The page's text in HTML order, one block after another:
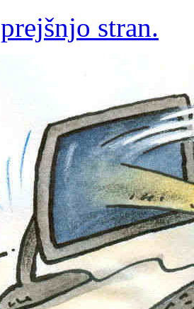
prejšnjo stran.